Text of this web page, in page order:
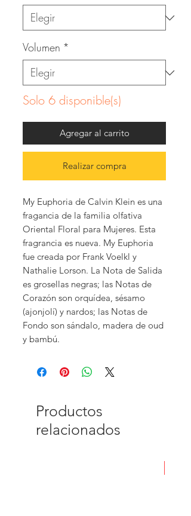
Volumen *
Solo 6 disponible(s)
Agregar al carrito
Realizar compra
My Euphoria de Calvin Klein es una
fragancia de la familia olfativa
Oriental Floral para Mujeres. Esta
fragrancia es nueva. My Euphoria
fue creada por Frank Voelkl y
Nathalie Lorson. La Nota de Salida
es grosellas negras; las Notas de
Corazón son orquídea, sésamo
(ajonjolí) y nardos; las Notas de
Fondo son sándalo, madera de oud
y bambú.
Productos
relacionados